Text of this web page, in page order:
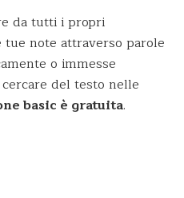
da tutti i propri
note attraverso parole
o immesse
del testo nelle
basic è gratuita.